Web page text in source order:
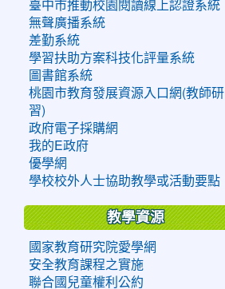
臺中市推動校園閱讀線上認證系統
無聲廣播系統
差勤系統
學習扶助方案科技化評量系統
圖書館系統
桃園市教育發展資源入口網(教師研
習)
政府電子採購網
我的E政府
優學網
學校校外人士協助教學或活動要點
教學資源
國家教育研究院愛學網
安全教育課程之實施
聯合國兒童權利公約